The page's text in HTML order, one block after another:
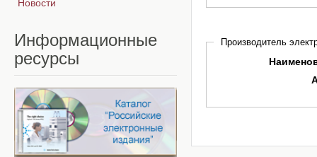
Производитель
Новости
Информационные
ресурсы